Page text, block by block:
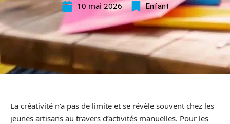
10 mai 2026 Enfant
La créativité n’a pas de limite et se révèle souvent chez les
jeunes artisans au travers d’activités manuelles. Pour les